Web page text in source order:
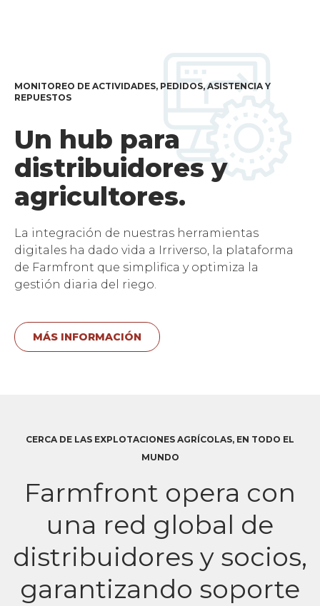
MONITOREO DE ACTIVIDADES, PEDIDOS, ASISTENCIA Y
REPUESTOS
Un hub para
distribuidores y
agricultores.
La integración de nuestras herramientas
digitales ha dado vida a Irriverso, la plataforma
de Farmfront que simplifica y optimiza la
gestión diaria del riego.
MÁS INFORMACIÓN
CERCA DE LAS EXPLOTACIONES AGRÍCOLAS, EN TODO EL
MUNDO
Farmfront opera con
una red global de
distribuidores y socios,
garantizando soporte